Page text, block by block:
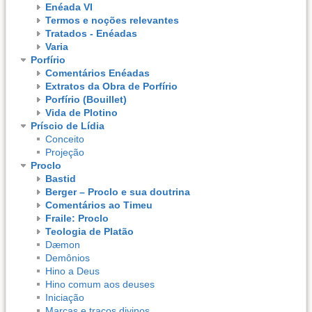
Enéada VI
Termos e noções relevantes
Tratados - Enéadas
Varia
Porfírio
Comentários Enéadas
Extratos da Obra de Porfírio
Porfírio (Bouillet)
Vida de Plotino
Príscio de Lídia
Conceito
Projeção
Proclo
Bastid
Berger – Proclo e sua doutrina
Comentários ao Timeu
Fraile: Proclo
Teologia de Platão
Dæmon
Demônios
Hino a Deus
Hino comum aos deuses
Iniciação